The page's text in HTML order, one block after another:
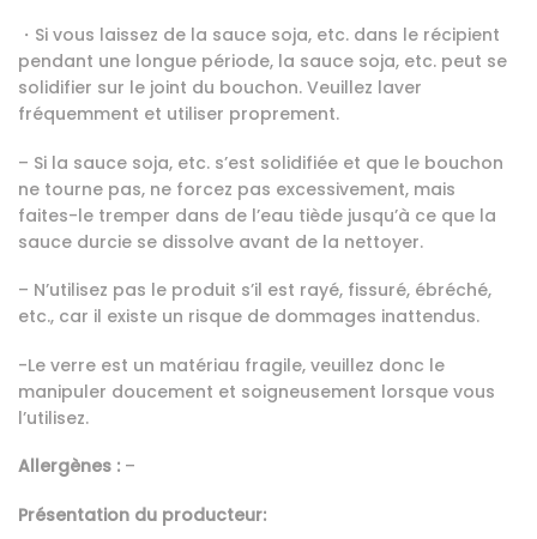
・ Si vous laissez de la sauce soja, etc. dans le récipient
pendant une longue période, la sauce soja, etc. peut se
solidifier sur le joint du bouchon. Veuillez laver
fréquemment et utiliser proprement.
– Si la sauce soja, etc. s’est solidifiée et que le bouchon
ne tourne pas, ne forcez pas excessivement, mais
faites-le tremper dans de l’eau tiède jusqu’à ce que la
sauce durcie se dissolve avant de la nettoyer.
– N’utilisez pas le produit s’il est rayé, fissuré, ébréché,
etc., car il existe un risque de dommages inattendus.
-Le verre est un matériau fragile, veuillez donc le
manipuler doucement et soigneusement lorsque vous
l’utilisez.
Allergènes : –
Présentation du producteur: